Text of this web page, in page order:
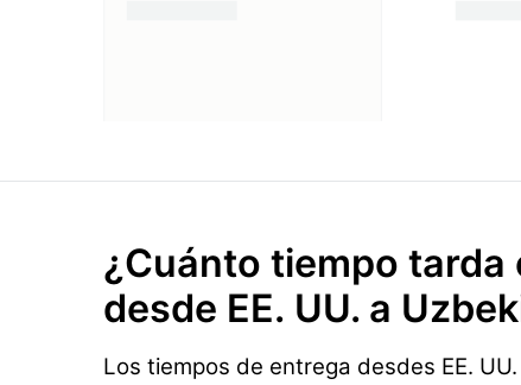
¿Cuánto tiempo tarda
desde EE. UU. a
Los tiempos de entrega desdes EE.